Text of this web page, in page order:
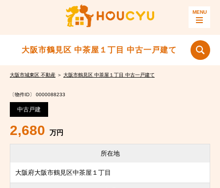
大阪市鶴見区 中茶屋１丁目 中古一戸建て
大阪市城東区 不動産 ＞ 大阪市鶴見区 中茶屋１丁目 中古一戸建て
〔物件ID〕 0000088233
中古戸建
2,680 万円
所在地
大阪府大阪市鶴見区中茶屋１丁目